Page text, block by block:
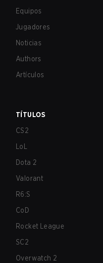
Equipos
Jugadores
Noticias
Authors
Artículos
TÍTULOS
CS2
LoL
Dota 2
Valorant
R6:S
CoD
Rocket League
SC2
Overwatch 2